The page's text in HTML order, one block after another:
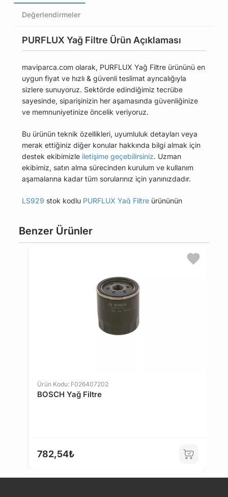
Değerlendirmeler
PURFLUX Yağ Filtre Ürün Açıklaması
maviparca.com olarak, PURFLUX Yağ Filtre ürününü en
uygun fiyat ve hızlı & güvenli teslimat ayrıcalığıyla
sizlere sunuyoruz. Sektörde edindiğimiz tecrübe
sayesinde, siparişinizin her aşamasında güvenliğinize
ve memnuniyetinize öncelik veriyoruz.
Bu ürünün teknik özellikleri, uyumluluk detayları veya
merak ettiğiniz diğer konular hakkında bilgi almak için
destek ekibimizle iletişime geçebilirsiniz. Uzman
ekibimiz, satın alma sürecinden kurulum ve kullanım
aşamalarına kadar tüm sorularınız için yanınızdadır.
LS929 stok kodlu PURFLUX Yağ Filtre ürününün
sekmesinde bulabilirsiniz.
Bu üründen en fazla 5 adet sipariş verilebilir. 5
adedin üzerindeki siparişleri iptal etme hakkı
Belirlenen bu limit kurumsal siparişlerde geçerli
değildir. Kurumsal siparişler için farklı limitler ve
özel teklifler sunulabilmektedir.
14 gün içinde ücretsiz iade. Detaylı bilgi için
Benzer Ürünler
Ürün Kodu: F026407202
BOSCH Yağ Filtre
782,54₺